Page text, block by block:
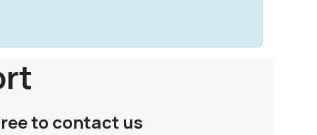
to contact us